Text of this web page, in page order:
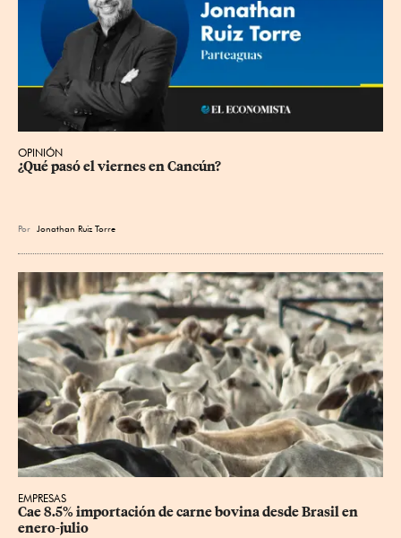
OPINIÓN
¿Qué pasó el viernes en Cancún?
Por Jonathan Ruiz Torre
EMPRESAS
Cae 8.5% importación de carne bovina desde Brasil en
enero-julio